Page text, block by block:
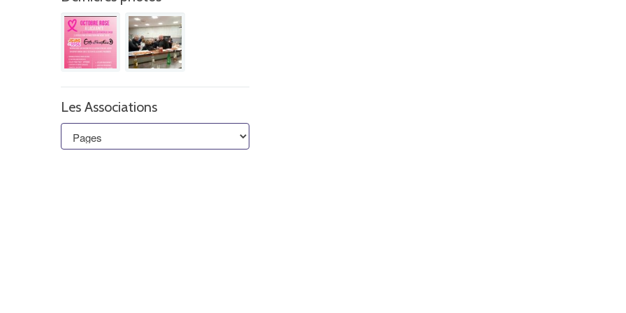
Les Associations